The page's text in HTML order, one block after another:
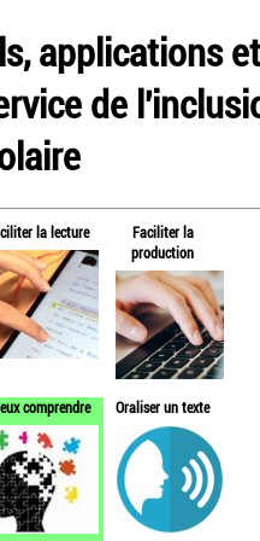
applications et
de
la lecture
Faciliter la
production
comprendre Oraliser un texte